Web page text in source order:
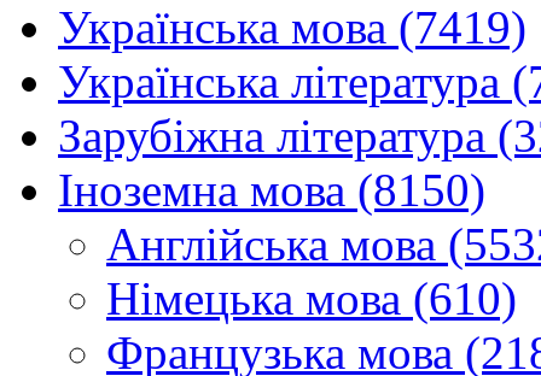
Українська мова (7419)
Українська література
Зарубіжна література
Іноземна мова (8150)
Англійська мова
Німецька мова (610)
Французька мова